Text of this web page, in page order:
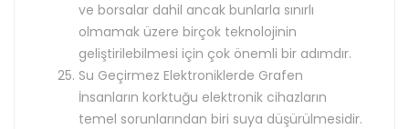
ve borsalar dahil ancak bunlarla sınırlı
olmamak üzere birçok teknolojinin
geliştirilebilmesi için çok önemli bir adımdır.
Su Geçirmez Elektroniklerde Grafen
İnsanların korktuğu elektronik cihazların
temel sorunlarından biri suya düşürülmesidir.